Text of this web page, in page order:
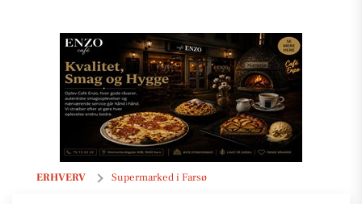
ERHVERV Supermarked i Farsø
Købmanden Vester Hornum ApS